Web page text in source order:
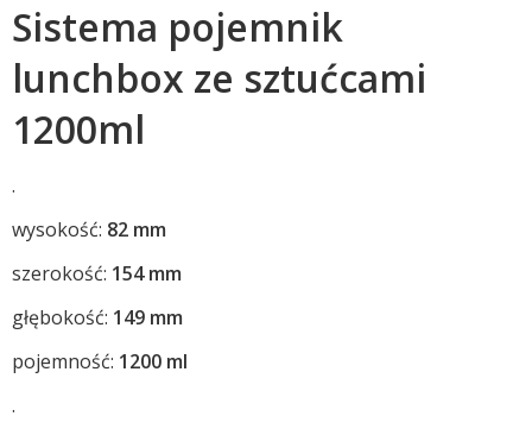
Sistema pojemnik
lunchbox ze sztućcami
1200ml
.
wysokość: 82 mm
szerokość: 154 mm
głębokość: 149 mm
pojemność: 1200 ml
.